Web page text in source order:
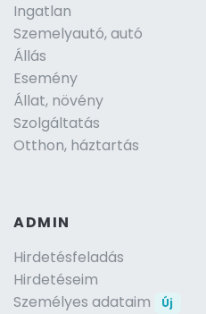
Ingatlan
Szemelyautó, autó
Állás
Esemény
Állat, növény
Szolgáltatás
Otthon, háztartás
ADMIN
Hirdetésfeladás
Hirdetéseim
Személyes adataim
Új